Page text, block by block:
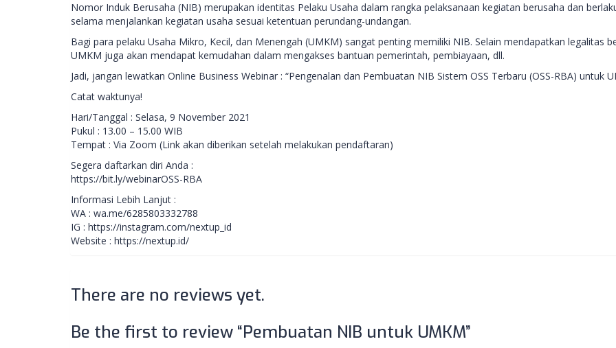
Nomor Induk Berusaha (NIB) merupakan identitas Pelaku Usaha dalam rangka pelaksanaan kegiatan berusaha dan
selama menjalankan kegiatan usaha sesuai ketentuan perundang-undangan.
Bagi para pelaku Usaha Mikro, Kecil, dan Menengah (UMKM) sangat penting memiliki NIB. Selain mendapatkan legalitas
UMKM juga akan mendapat kemudahan dalam mengakses bantuan pemerintah, pembiayaan, dll.
Jadi, jangan lewatkan Online Business Webinar : “Pengenalan dan Pembuatan NIB Sistem OSS Terbaru (OSS-RBA) untuk
Catat waktunya!
Hari/Tanggal : Selasa, 9 November 2021
Pukul : 13.00 – 15.00 WIB
Tempat : Via Zoom (Link akan diberikan setelah melakukan pendaftaran)
Segera daftarkan diri Anda :
https://bit.ly/webinarOSS-RBA
Informasi Lebih Lanjut :
WA : wa.me/6285803332788
IG : https://instagram.com/nextup_id
Website : https://nextup.id/
There are no reviews yet.
Be the first to review “Pembuatan NIB untuk UMKM”